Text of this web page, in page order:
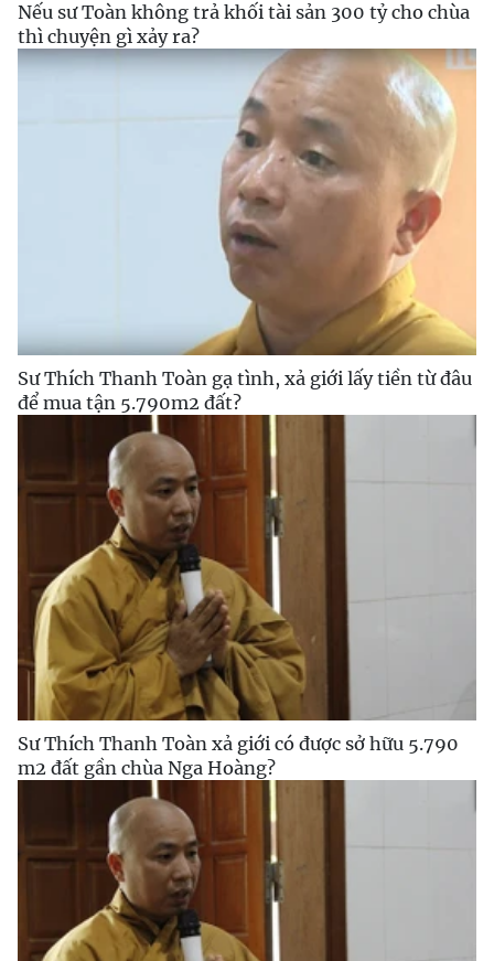
Nếu sư Toàn không trả khối tài sản 300 tỷ cho chùa
thì chuyện gì xảy ra?
Sư Thích Thanh Toàn gạ tình, xả giới lấy tiền từ đâu
để mua tận 5.790m2 đất?
Sư Thích Thanh Toàn xả giới có được sở hữu 5.790
m2 đất gần chùa Nga Hoàng?